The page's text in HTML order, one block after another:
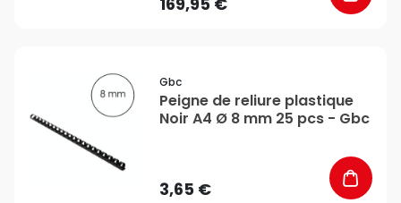
Gbc
Peigne de reliure plastique
Noir A4 Ø 8 mm 25 pcs - Gbc
3,65 €